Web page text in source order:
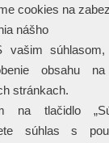
predmety s
cookies na
nášho
vašim
obsahu
stránkach.
na tlačidlo
súhlas s